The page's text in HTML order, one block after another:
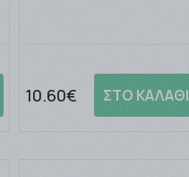
10.60€ ΣΤΟ ΚΑΛΑΘΙ